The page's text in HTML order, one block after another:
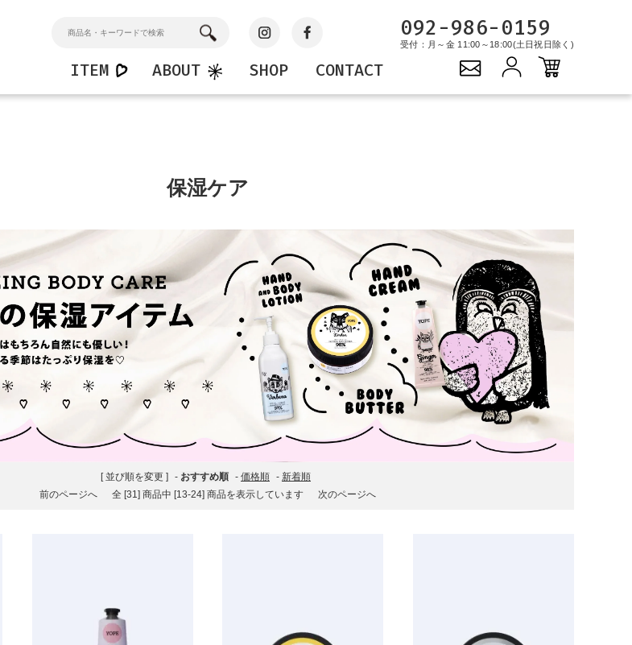
092-986-0159
受付：月～金 11:00～18:00(土日祝日除く)
ITEM ABOUT SHOP CONTACT
保湿ケア
[ 並び順を変更 ] - おすすめ順 - 価格順 - 新着順
前のページへ
全 [31] 商品中 [13-24] 商品を表示しています 次のページへ